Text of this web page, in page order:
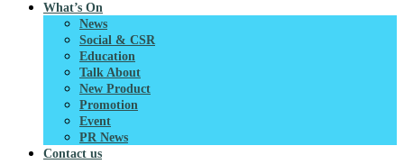
What’s On
News
Social & CSR
Education
Talk About
New Product
Promotion
Event
PR News
Contact us